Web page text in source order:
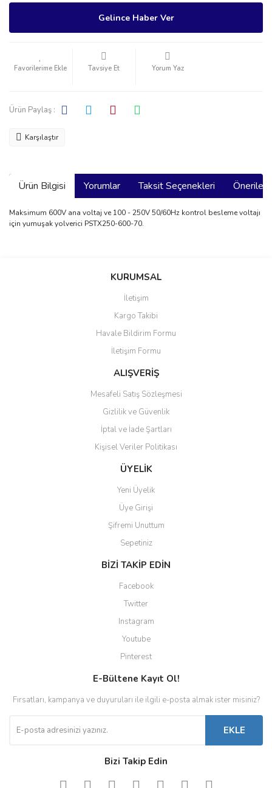
Gelince Haber Ver
Tavsiye Et Yorum Yaz
Ürün Paylaş :
Karşılaştır
Ürün Bilgisi Yorumlar Taksit Seçenekleri
Maksimum 600V ana voltaj ve 100 - 250V 50/60Hz kontrol besleme voltajı
için yumuşak yolverici PSTX250-600-70.
Bu ürüne ilk yorumu siz yapın!
Ürün resmi kalitesiz, bozuk veya görüntülenemiyor.
Ürün açıklamasında eksik bilgiler bulunuyor.
Ürün bilgilerinde hatalar bulunuyor.
Ürün fiyatı diğer sitelerden daha pahalı.
Gönder
KURUMSAL
İletişim
Kargo Takibi
Havale Bildirim Formu
İletişim Formu
ALIŞVERİŞ
Mesafeli Satış Sözleşmesi
Gizlilik ve Güvenlik
İptal ve İade Şartları
Kişisel Veriler Politikası
ÜYELİK
Yeni Üyelik
Üye Girişi
Şifremi Unuttum
Sepetiniz
BİZİ TAKİP EDİN
Facebook
Twitter
Instagram
Youtube
Pinterest
E-Bültene Kayıt Ol!
Fırsatları, kampanya ve duyuruları ile ilgili e-posta almak ister misiniz?
EKLE
Bizi Takip Edin